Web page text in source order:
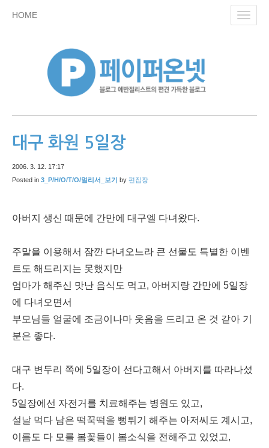
HOME
대구 화원 5일장
2006. 3. 12. 17:17
Posted in 3_P/H/O/T/O/멀리서_보기 by 편집장
아버지 생신 때문에 간만에 대구엘 다녀왔다.
주말을 이용해서 잠깐 다녀오느라 큰 선물도 특별한 이벤
트도 해드리지는 못했지만
엄마가 해주신 맛난 음식도 먹고, 아버지랑 간만에 5일장
에 다녀오면서
부모님들 얼굴에 조금이나마 웃음을 드리고 온 것 같아 기
분은 좋다.
대구 변두리 쪽에 5일장이 선다고해서 아버지를 따라나섰
다.
5일장에선 자전거를 치료해주는 병원도 있고,
설날 먹다 남은 떡꾹떡을 뻥튀기 해주는 아저씨도 계시고,
이름도 다 모를 봄꽃들이 봄소식을 전해주고 있었고,